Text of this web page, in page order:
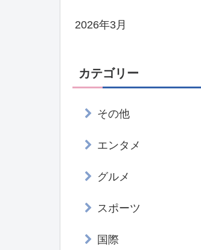
2026年3月
カテゴリー
その他
エンタメ
グルメ
スポーツ
国際